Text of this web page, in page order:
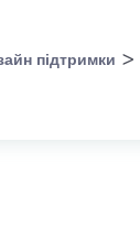
підтримки >